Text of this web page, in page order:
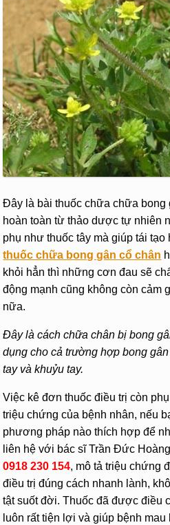
Đây là bài thuốc chữa chữa bong
hoàn toàn từ thảo dược tự nhiên
phụ như thuốc tây mà giúp tái
thuốc chữa bong gân cổ chân
khỏi hẳn thì những cơn đau sẽ
động mạnh cũng không còn cảm
nữa.
Đây là cách chữa chân bị bong
dụng cho cả trường hợp bong
tay và khuỷu tay.
Việc kê đơn thuốc điều trị còn
triệu chứng của bệnh nhân, nếu
phương pháp nào thích hợp để
liên hệ với bác sĩ Trần Đức
0918 230 154, mô tả triệu chứng
điều trị đúng cách nhanh lành,
tật suốt đời. Thuốc đã được điều
luôn rất tiện lợi và giúp bệnh mau